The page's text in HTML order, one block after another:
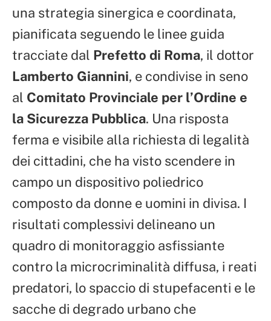
una strategia sinergica e coordinata,
pianificata seguendo le linee guida
tracciate dal Prefetto di Roma, il dottor
Lamberto Giannini, e condivise in seno
al Comitato Provinciale per l’Ordine e
la Sicurezza Pubblica. Una risposta
ferma e visibile alla richiesta di legalità
dei cittadini, che ha visto scendere in
campo un dispositivo poliedrico
composto da donne e uomini in divisa. I
risultati complessivi delineano un
quadro di monitoraggio asfissiante
contro la microcriminalità diffusa, i reati
predatori, lo spaccio di stupefacenti e le
sacche di degrado urbano che